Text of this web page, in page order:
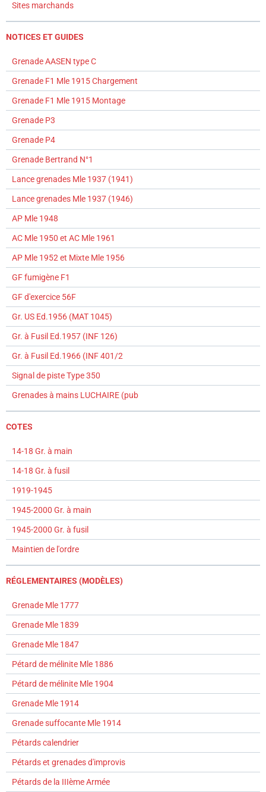
Sites marchands
NOTICES ET GUIDES
Grenade AASEN type C
Grenade F1 Mle 1915 Chargement
Grenade F1 Mle 1915 Montage
Grenade P3
Grenade P4
Grenade Bertrand N°1
Lance grenades Mle 1937 (1941)
Lance grenades Mle 1937 (1946)
AP Mle 1948
AC Mle 1950 et AC Mle 1961
AP Mle 1952 et Mixte Mle 1956
GF fumigène F1
GF d'exercice 56F
Gr. US Ed.1956 (MAT 1045)
Gr. à Fusil Ed.1957 (INF 126)
Gr. à Fusil Ed.1966 (INF 401/2
Signal de piste Type 350
Grenades à mains LUCHAIRE (pub
COTES
14-18 Gr. à main
14-18 Gr. à fusil
1919-1945
1945-2000 Gr. à main
1945-2000 Gr. à fusil
Maintien de l'ordre
RÉGLEMENTAIRES (MODÈLES)
Grenade Mle 1777
Grenade Mle 1839
Grenade Mle 1847
Pétard de mélinite Mle 1886
Pétard de mélinite Mle 1904
Grenade Mle 1914
Grenade suffocante Mle 1914
Pétards calendrier
Pétards et grenades d'improvis
Pétards de la IIIème Armée